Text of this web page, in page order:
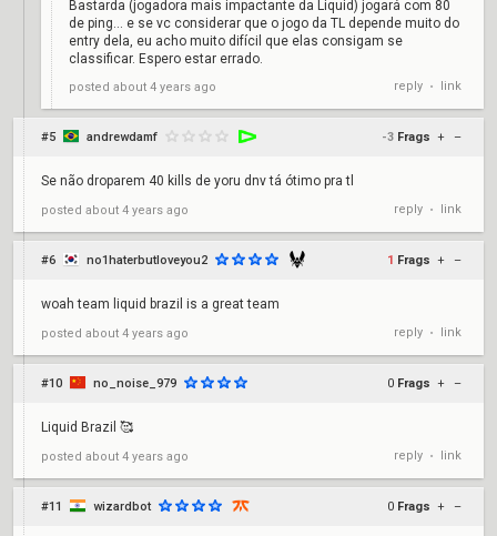
Bastarda (jogadora mais impactante da Liquid) jogará com 80
de ping... e se vc considerar que o jogo da TL depende muito do
entry dela, eu acho muito difícil que elas consigam se
classificar. Espero estar errado.
posted about 4 years ago reply • link
#5 andrewdamf -3 Frags + –
Se não droparem 40 kills de yoru dnv tá ótimo pra tl
posted about 4 years ago reply • link
#6 no1haterbutloveyou2 1 Frags + –
woah team liquid brazil is a great team
posted about 4 years ago reply • link
#10 no_noise_979 0 Frags + –
Liquid Brazil 🥰
posted about 4 years ago reply • link
#11 wizardbot 0 Frags + –